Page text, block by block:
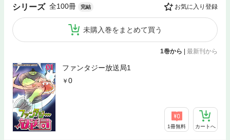
シリーズ 全100冊 完結 お気に入り登録
未購入巻をまとめて買う
1巻から | 最新刊から
ファンタジー放送局1
0
1冊無料 カートへ